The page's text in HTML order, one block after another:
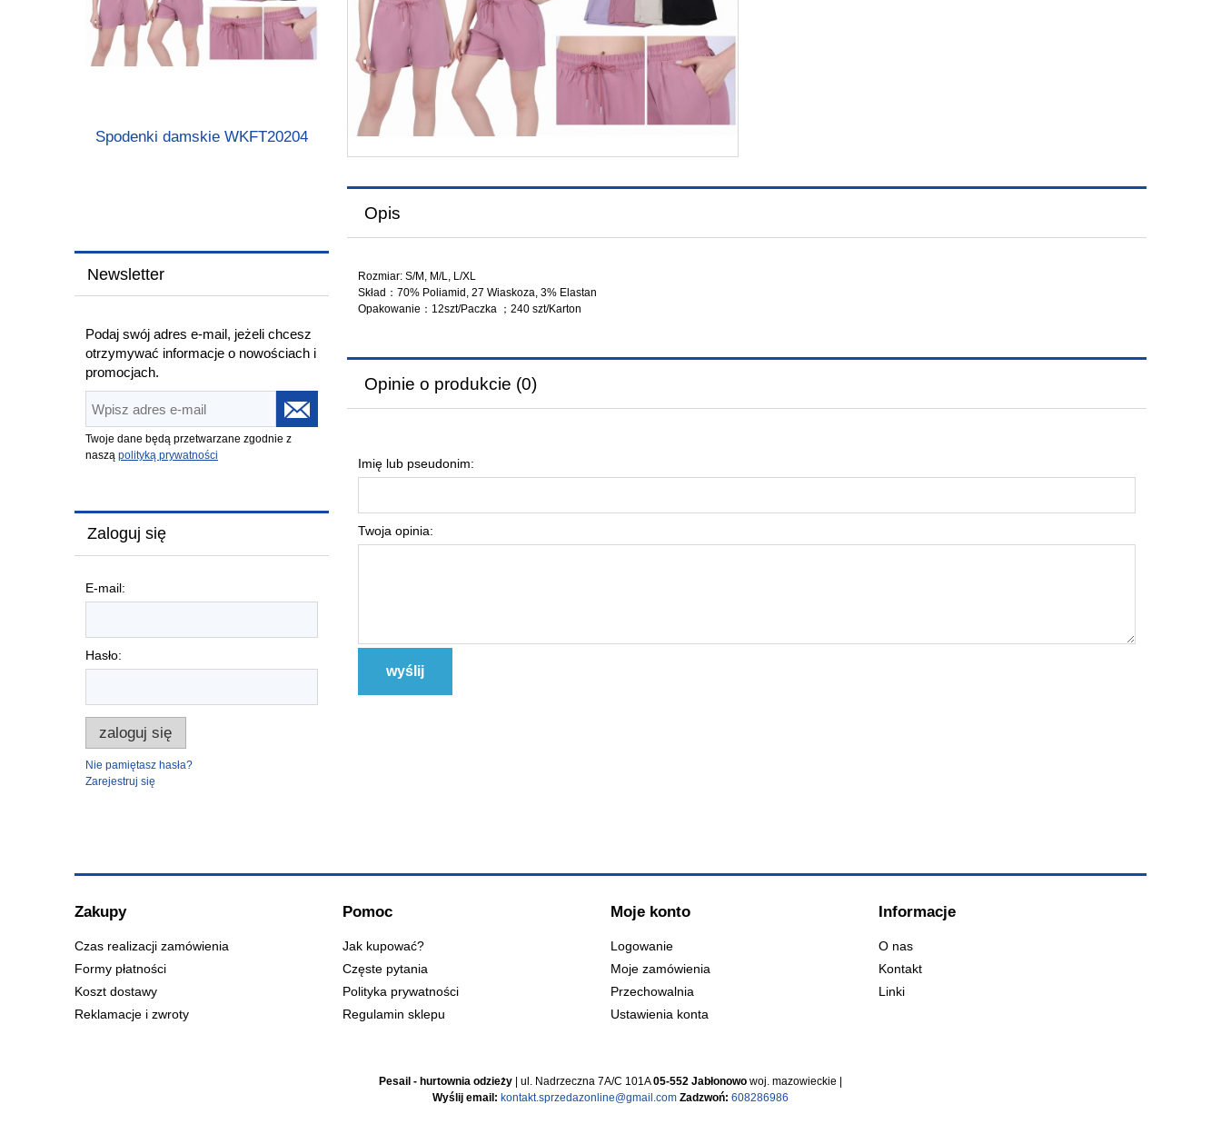
Spodenki damskie WKFT20204
Newsletter
Podaj swój adres e-mail, jeżeli chcesz
otrzymywać informacje o nowościach i
promocjach.
Twoje dane będą przetwarzane zgodnie z
naszą polityką prywatności
Zaloguj się
E-mail:
Hasło:
zaloguj się
Nie pamiętasz hasła?
Zarejestruj się
Opis
Rozmiar: S/M, M/L, L/XL
Skład：70% Poliamid, 27 Wiaskoza, 3% Elastan
Opakowanie：12szt/Paczka ；240 szt/Karton
Opinie o produkcie (0)
Imię lub pseudonim:
Twoja opinia:
wyślij
Zakupy
Czas realizacji zamówienia
Formy płatności
Koszt dostawy
Reklamacje i zwroty
Pomoc
Jak kupować?
Częste pytania
Polityka prywatności
Regulamin sklepu
Moje konto
Logowanie
Moje zamówienia
Przechowalnia
Ustawienia konta
Informacje
O nas
Kontakt
Linki
Pesail - hurtownia odzieży | ul. Nadrzeczna 7A/C 101A05-552 Jabłonowo woj. mazowieckie |
Wyślij email: kontakt.sprzedazonline@gmail.com Zadzwoń: 608286986